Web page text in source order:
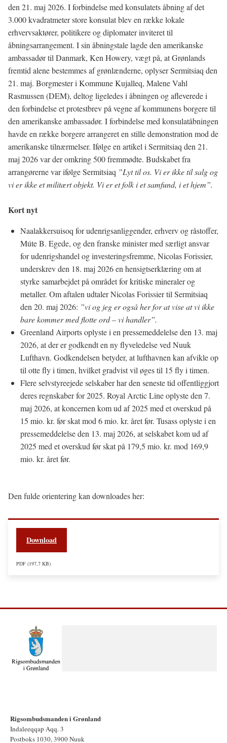
den 21. maj 2026. I forbindelse med konsulatets åbning af det
3.000 kvadratmeter store konsulat blev en række lokale
erhvervsaktører, politikere og diplomater inviteret til
åbningsarrangement. I sin åbningstale lagde den amerikanske
ambassadør til Danmark, Ken Howery, vægt på, at Grønlands
fremtid alene bestemmes af grønlænderne, oplyser Sermitsiaq den
21. maj. Borgmester i Kommune Kujalleq, Malene Vahl
Rasmussen (DEM), deltog ligeledes i åbningen og afleverede i
den forbindelse et protestbrev på vegne af kommunens borgere til
den amerikanske ambassadør. I forbindelse med konsulatåbningen
havde en række borgere arrangeret en stille demonstration mod de
amerikanske tilnærmelser. Ifølge en artikel i Sermitsiaq den 21.
maj 2026 var der omkring 500 fremmødte. Budskabet fra
arrangørerne var ifølge Sermitsiaq ”Lyt til os. Vi er ikke til salg og
vi er ikke et militært objekt. Vi er et folk i et samfund, i et hjem”.
Kort nyt
Naalakkersuisoq for udenrigsanliggender, erhverv og råstoffer,
Múte B. Egede, og den franske minister med særligt ansvar
for udenrigshandel og investeringsfremme, Nicolas Forissier,
underskrev den 18. maj 2026 en hensigtserklæring om at
styrke samarbejdet på området for kritiske mineraler og
metaller. Om aftalen udtaler Nicolas Forissier til Sermitsiaq
den 20. maj 2026: ”vi og jeg er også her for at vise at vi ikke
bare kommer med flotte ord – vi handler”.
Greenland Airports oplyste i en pressemeddelelse den 13. maj
2026, at der er godkendt en ny flyveledelse ved Nuuk
Lufthavn. Godkendelsen betyder, at lufthavnen kan afvikle op
til otte fly i timen, hvilket gradvist vil øges til 15 fly i timen.
Flere selvstyreejede selskaber har den seneste tid offentliggjort
deres regnskaber for 2025. Royal Arctic Line oplyste den 7.
maj 2026, at koncernen kom ud af 2025 med et overskud på
15 mio. kr. før skat mod 6 mio. kr. året før. Tusass oplyste i en
pressemeddelelse den 13. maj 2026, at selskabet kom ud af
2025 med et overskud før skat på 179,5 mio. kr. mod 169,9
mio. kr. året før.
Den fulde orientering kan downloades her:
Download
PDF 197,7 KB
Rigsombudsmanden i Grønland
Indaleeqqap Aqq. 3
Postboks 1030, 3900 Nuuk